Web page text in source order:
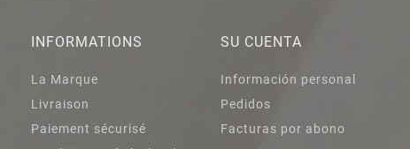
INFORMATIONS
La Marque
Livraison
Paiement sécurisé
SU CUENTA
Información personal
Pedidos
Facturas por abono